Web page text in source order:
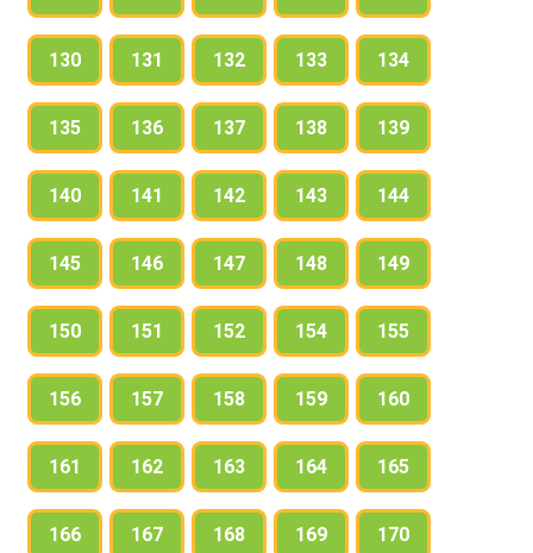
130 131 132 133 134
135 136 137 138 139
140 141 142 143 144
145 146 147 148 149
150 151 152 154 155
156 157 158 159 160
161 162 163 164 165
166 167 168 169 170